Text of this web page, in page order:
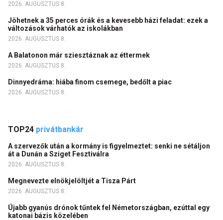
2026. AUGUSZTUS 8.
Jöhetnek a 35 perces órák és a kevesebb házi feladat: ezek a
változások várhatók az iskolákban
2026. AUGUSZTUS 8.
A Balatonon már sziesztáznak az éttermek
2026. AUGUSZTUS 8.
Dinnyedráma: hiába finom csemege, bedőlt a piac
2026. AUGUSZTUS 8.
TOP24 privátbankár
A szervezők után a kormány is figyelmeztet: senki ne sétáljon
át a Dunán a Sziget Fesztiválra
2026. AUGUSZTUS 8.
Megnevezte elnökjelöltjét a Tisza Párt
2026. AUGUSZTUS 8.
Újabb gyanús drónok tűntek fel Németországban, ezúttal egy
katonai bázis közelében